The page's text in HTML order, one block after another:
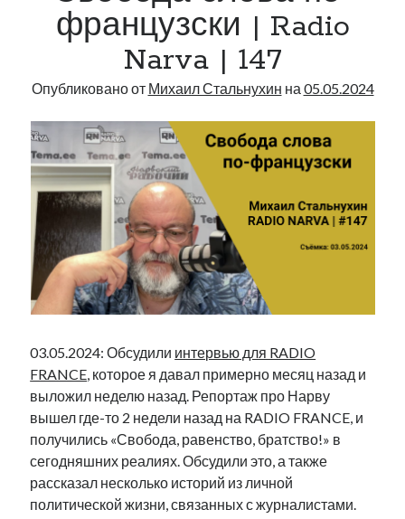
4
французски | Radio
Narva | 147
Опубликовано от Михаил Стальнухин на 05.05.2024
03.05.2024: Обсудили интервью для RADIO
FRANCE, которое я давал примерно месяц назад и
выложил неделю назад. Репортаж про Нарву
вышел где-то 2 недели назад на RADIO FRANCE, и
получились «Свобода, равенство, братство!» в
сегодняшних реалиях. Обсудили это, а также
рассказал несколько историй из личной
политической жизни, связанных с журналистами.